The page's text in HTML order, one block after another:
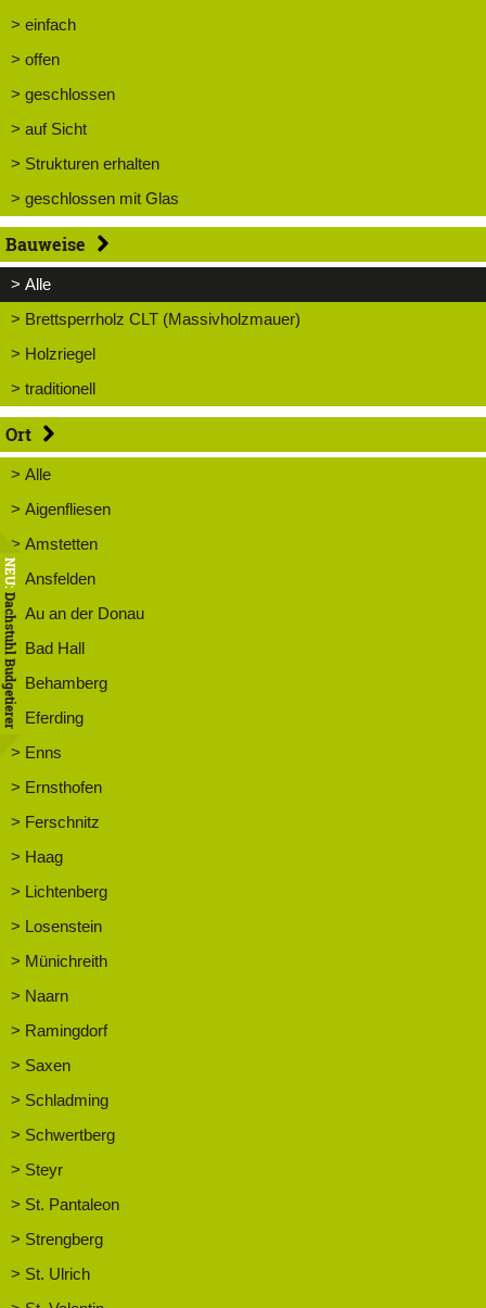
> einfach
> offen
> geschlossen
> auf Sicht
> Strukturen erhalten
> geschlossen mit Glas
Bauweise
> Alle
> Brettsperrholz CLT (Massivholzmauer)
> Holzriegel
> traditionell
Ort
> Alle
> Aigenfliesen
> Amstetten
> Ansfelden
> Au an der Donau
> Bad Hall
> Behamberg
> Eferding
> Enns
> Ernsthofen
> Ferschnitz
> Haag
> Lichtenberg
> Losenstein
> Münichreith
> Naarn
> Ramingdorf
> Saxen
> Schladming
> Schwertberg
> Steyr
> St. Pantaleon
> Strengberg
> St. Ulrich
NEU:
Dachstuhl Budgetierer